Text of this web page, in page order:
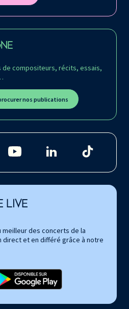
compositeurs, récits, essais,
nos publications
LIVE
des concerts de la
direct et en différé grâce à notre